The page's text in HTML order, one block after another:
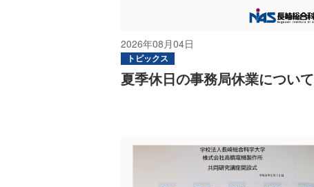
2026年08月04日
トピックス
夏季休日の事務局休業について